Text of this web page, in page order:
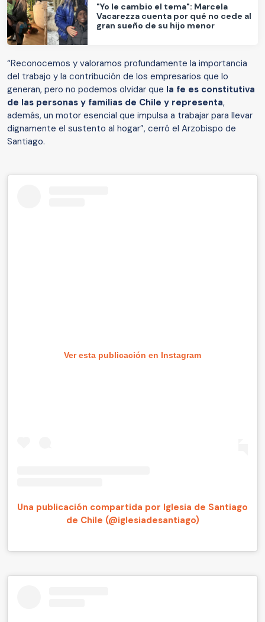
"Yo le cambio el tema": Marcela
Vacarezza cuenta por qué no cede al
gran sueño de su hijo menor
“Reconocemos y valoramos profundamente la importancia
del trabajo y la contribución de los empresarios que lo
generan, pero no podemos olvidar que la fe es constitutiva
de las personas y familias de Chile y representa,
además, un motor esencial que impulsa a trabajar para llevar
dignamente el sustento al hogar”, cerró el Arzobispo de
Santiago.
Ver esta publicación en Instagram
Una publicación compartida por Iglesia de Santiago
de Chile (@iglesiadesantiago)